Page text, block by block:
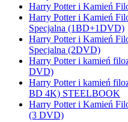
Harry Potter i Kamień
Harry Potter i Kamień
Specjalna (1BD+1DVD)
Harry Potter i Kamień
Specjalna (2DVD)
Harry Potter i kamień
DVD)
Harry Potter i kamień
BD 4K) STEELBOOK
Harry Potter i Kamień
(3 DVD)